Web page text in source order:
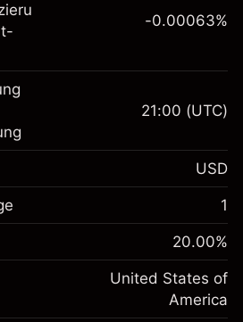
$1,000.00
-0.021596
%
Hebelwirkung
~
$4,000.00
-0.000626
%
(-$0.03)
-0.00063%
21:00 (UTC)
USD
1
20.00%
United States of
America